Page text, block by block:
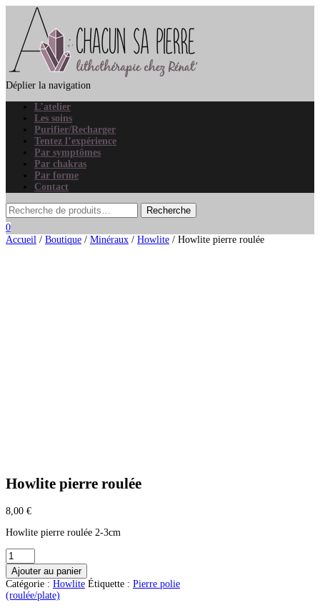
Déplier la navigation
L’atelier
Les soins
Purifier/Recharger
Tentez l’expérience
Par symptômes
Par chakras
Par forme
Contact
0
Accueil / Boutique / Minéraux / Howlite / Howlite pierre roulée
Howlite pierre roulée
8,00 €
Howlite pierre roulée 2-3cm
quantité
de
Howlite
pierre
roulée
Ajouter au panier
Catégorie : Howlite Étiquette : Pierre polie
(roulée/plate)